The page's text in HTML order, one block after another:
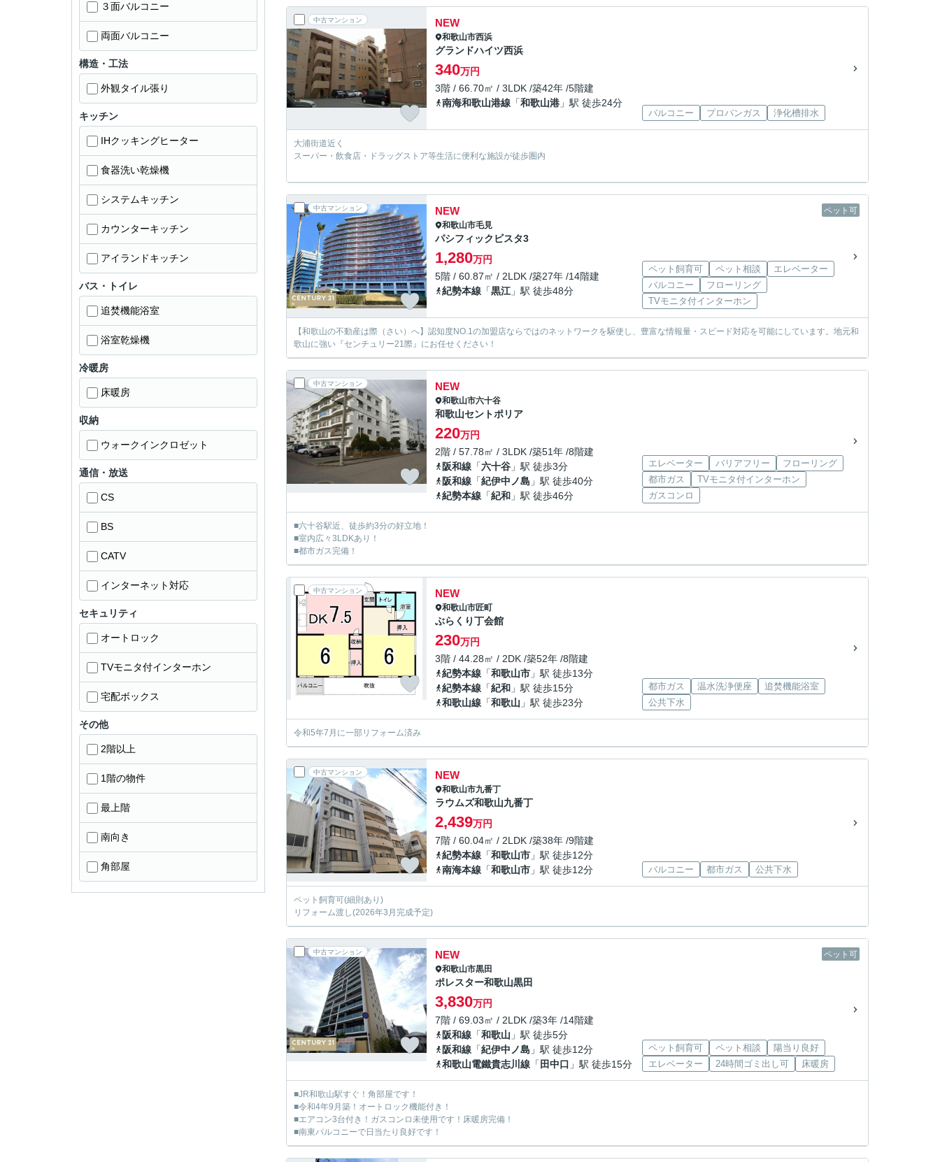
中古マンション NEW
和歌山市西浜
グランドハイツ西浜
340万円
3階 / 66.70㎡ / 3LDK /築42年 /5階建
南海和歌山港線 「和歌山港 」駅 徒歩24分
バルコニー プロパンガス 浄化槽排水
大浦街道近く
スーパー・飲食店・ドラッグストア等生活に便利な施設が徒歩圏内
中古マンション ペット可
NEW
和歌山市毛見
パシフィックビスタ3
1,280万円
5階 / 60.87㎡ / 2LDK /築27年 /14階建
紀勢本線 「黒江 」駅 徒歩48分
ペット飼育可 ペット相談
エレベーター
バルコニー
フローリング
TVモニタ付インターホン
【和歌山の不動産は際（さい）へ】認知度NO.1の加盟店ならではのネットワークを駆使し、豊富な情報量・スピード対応を可能にしています。地元和
歌山に強い『センチュリー21際』にお任せください！
中古マンション NEW
和歌山市六十谷
和歌山セントポリア
220万円
2階 / 57.78㎡ / 3LDK /築51年 /8階建
阪和線 「六十谷 」駅 徒歩3分
阪和線 「紀伊中ノ島 」駅 徒歩40分
紀勢本線 「紀和 」駅 徒歩46分
エレベーター バリアフリー
フローリング
都市ガス
TVモニタ付インターホン
ガスコンロ
■六十谷駅近、徒歩約3分の好立地！
■室内広々3LDKあり！
■都市ガス完備！
中古マンション NEW
和歌山市匠町
ぶらくり丁会館
230万円
3階 / 44.28㎡ / 2DK /築52年 /8階建
紀勢本線 「和歌山市 」駅 徒歩13分
紀勢本線 「紀和 」駅 徒歩15分
和歌山線 「和歌山 」駅 徒歩23分
都市ガス 温水洗浄便座
追焚機能浴室
公共下水
令和5年7月に一部リフォーム済み
中古マンション NEW
和歌山市九番丁
ラウムズ和歌山九番丁
2,439万円
7階 / 60.04㎡ / 2LDK /築38年 /9階建
紀勢本線 「和歌山市 」駅 徒歩12分
南海本線 「和歌山市 」駅 徒歩12分 バルコニー 都市ガス 公共下水
ペット飼育可(細則あり)
リフォーム渡し(2026年3月完成予定)
中古マンション ペット可
NEW
和歌山市黒田
ポレスター和歌山黒田
3,830万円
7階 / 69.03㎡ / 2LDK /築3年 /14階建
阪和線 「和歌山 」駅 徒歩5分
阪和線 「紀伊中ノ島 」駅 徒歩12分
和歌山電鐵貴志川線 「 田中口 」駅 徒歩15分
ペット飼育可 ペット相談
陽当り良好
エレベーター
24時間ゴミ出し可 床暖房
■JR和歌山駅すぐ！角部屋です！
■令和4年9月築！オートロック機能付き！
■エアコン3台付き！ガスコンロ未使用です！床暖房完備！
■南東バルコニーで日当たり良好です！
３面バルコニー
両面バルコニー
構造・工法
外観タイル張り
キッチン
IHクッキングヒーター
食器洗い乾燥機
システムキッチン
カウンターキッチン
アイランドキッチン
バス・トイレ
追焚機能浴室
浴室乾燥機
冷暖房
床暖房
収納
ウォークインクロゼット
通信・放送
CS
BS
CATV
インターネット対応
セキュリティ
オートロック
TVモニタ付インターホン
宅配ボックス
その他
2階以上
1階の物件
最上階
南向き
角部屋